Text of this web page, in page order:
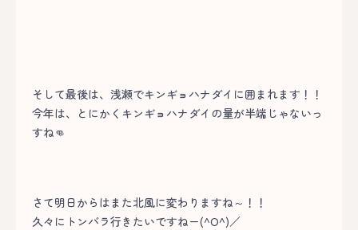
そして最後は、浅瀬でキンギョハナダイに囲まれます！！
今年は、とにかくキンギョハナダイの量が半端じゃないっ
すね👊
さて明日からはまた北風に変わりますね～！！
久々にトンバラ行きたいですねー(^O^)／